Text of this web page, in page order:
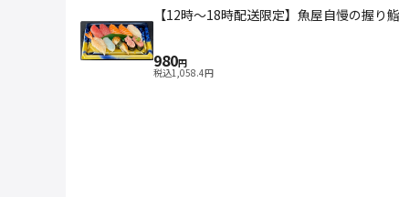
【12時～18時配送限定】魚屋自慢の握り
980円
税込1,058.4円